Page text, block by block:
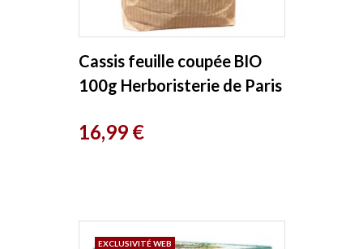
Cassis feuille coupée BIO
100g Herboristerie de Paris
Prix
16,99 €
EXCLUSIVITÉ WEB